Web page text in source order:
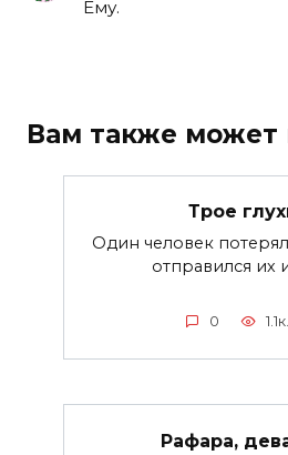
Ему.
Вам также может
Трое
Один человек
отправился их
0 1.1к.
Рафара,